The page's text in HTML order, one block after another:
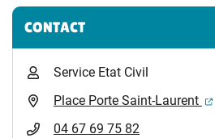
Informations
CONTACT
Service Etat Civil
Place Porte Saint-Laurent
04 67 69 75 82